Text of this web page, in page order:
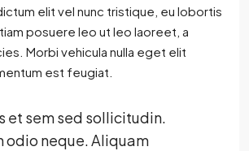
elit vel nunc tristique, eu lobortis
posuere leo ut leo laoreet, a
Morbi vehicula nulla eget elit
est feugiat.
et sem sed sollicitudin.
odio neque. Aliquam